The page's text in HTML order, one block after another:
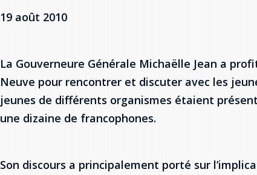
19 août 2010
La Gouverneure Générale Michaëlle Jean a
Neuve pour rencontrer et discuter avec les
jeunes de différents organismes étaient
une dizaine de francophones.
Son discours a principalement porté sur